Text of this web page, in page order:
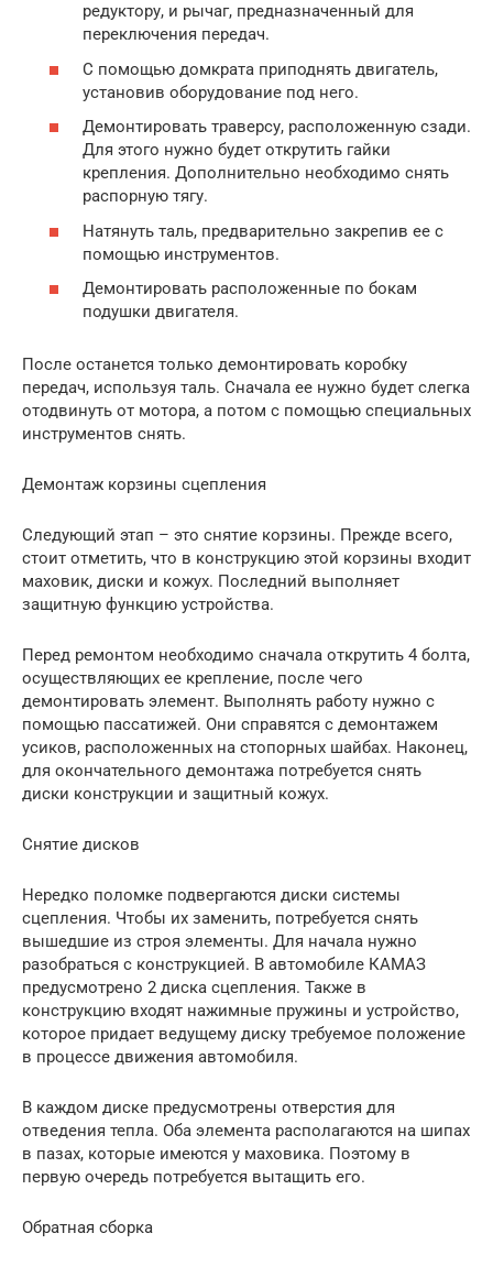
редуктору, и рычаг, предназначенный для
переключения передач.
С помощью домкрата приподнять двигатель,
установив оборудование под него.
Демонтировать траверсу, расположенную сзади.
Для этого нужно будет открутить гайки
крепления. Дополнительно необходимо снять
распорную тягу.
Натянуть таль, предварительно закрепив ее с
помощью инструментов.
Демонтировать расположенные по бокам
подушки двигателя.
После останется только демонтировать коробку
передач, используя таль. Сначала ее нужно будет слегка
отодвинуть от мотора, а потом с помощью специальных
инструментов снять.
Демонтаж корзины сцепления
Следующий этап – это снятие корзины. Прежде всего,
стоит отметить, что в конструкцию этой корзины входит
маховик, диски и кожух. Последний выполняет
защитную функцию устройства.
Перед ремонтом необходимо сначала открутить 4 болта,
осуществляющих ее крепление, после чего
демонтировать элемент. Выполнять работу нужно с
помощью пассатижей. Они справятся с демонтажем
усиков, расположенных на стопорных шайбах. Наконец,
для окончательного демонтажа потребуется снять
диски конструкции и защитный кожух.
Снятие дисков
Нередко поломке подвергаются диски системы
сцепления. Чтобы их заменить, потребуется снять
вышедшие из строя элементы. Для начала нужно
разобраться с конструкцией. В автомобиле КАМАЗ
предусмотрено 2 диска сцепления. Также в
конструкцию входят нажимные пружины и устройство,
которое придает ведущему диску требуемое положение
в процессе движения автомобиля.
В каждом диске предусмотрены отверстия для
отведения тепла. Оба элемента располагаются на шипах
в пазах, которые имеются у маховика. Поэтому в
первую очередь потребуется вытащить его.
Обратная сборка